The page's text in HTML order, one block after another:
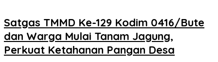
Satgas TMMD Ke-129 Kodim 0416/Bute
dan Warga Mulai Tanam Jagung,
Perkuat Ketahanan Pangan Desa